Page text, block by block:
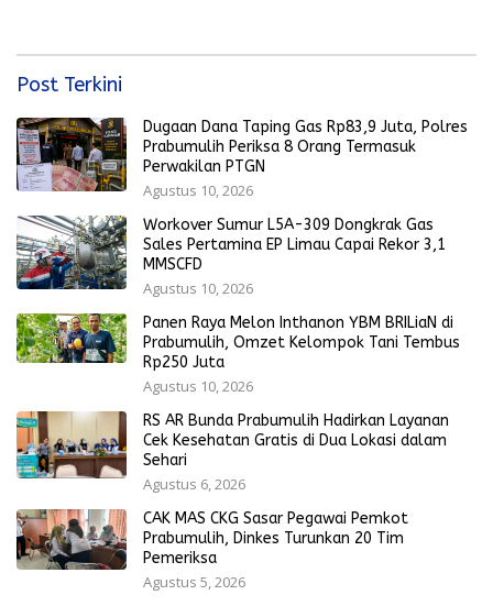
Post Terkini
Dugaan Dana Taping Gas Rp83,9 Juta, Polres
Prabumulih Periksa 8 Orang Termasuk
Perwakilan PTGN
Agustus 10, 2026
Workover Sumur L5A-309 Dongkrak Gas
Sales Pertamina EP Limau Capai Rekor 3,1
MMSCFD
Agustus 10, 2026
Panen Raya Melon Inthanon YBM BRILiaN di
Prabumulih, Omzet Kelompok Tani Tembus
Rp250 Juta
Agustus 10, 2026
RS AR Bunda Prabumulih Hadirkan Layanan
Cek Kesehatan Gratis di Dua Lokasi dalam
Sehari
Agustus 6, 2026
CAK MAS CKG Sasar Pegawai Pemkot
Prabumulih, Dinkes Turunkan 20 Tim
Pemeriksa
Agustus 5, 2026